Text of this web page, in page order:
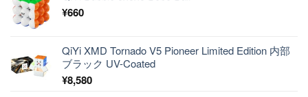
¥660
QiYi XMD Tornado V5 Pioneer Limited Edition 内部
ブラック UV-Coated
¥8,580